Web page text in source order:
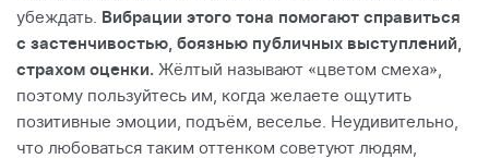
убеждать. Вибрации этого тона помогают справиться
с застенчивостью, боязнью публичных выступлений,
страхом оценки. Жёлтый называют «цветом смеха»,
поэтому пользуйтесь им, когда желаете ощутить
позитивные эмоции, подъём, веселье. Неудивительно,
что любоваться таким оттенком советуют людям,